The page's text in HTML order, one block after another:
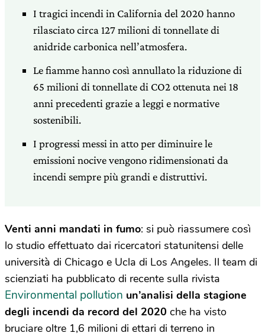
I tragici incendi in California del 2020 hanno
rilasciato circa 127 milioni di tonnellate di
anidride carbonica nell’atmosfera.
Le fiamme hanno così annullato la riduzione di
65 milioni di tonnellate di CO2 ottenuta nei 18
anni precedenti grazie a leggi e normative
sostenibili.
I progressi messi in atto per diminuire le
emissioni nocive vengono ridimensionati da
incendi sempre più grandi e distruttivi.
Venti anni mandati in fumo: si può riassumere così
lo studio effettuato dai ricercatori statunitensi delle
università di Chicago e Ucla di Los Angeles. Il team di
scienziati ha pubblicato di recente sulla rivista
Environmental pollution un’analisi della stagione
degli incendi da record del 2020 che ha visto
bruciare oltre 1,6 milioni di ettari di terreno in